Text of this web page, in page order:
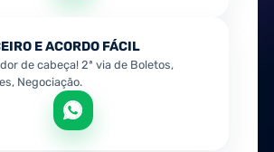
E ACORDO FÁCIL
de cabeça! 2ª via de Boletos,
Negociação.